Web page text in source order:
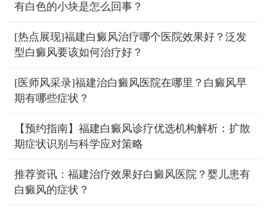
有白色的小块是怎么回事？
[热点展现]福建白癜风治疗哪个医院效果好？泛发
型白癜风要该如何治疗好？
[医师风采录]福建治白癜风医院在哪里？白癜风早
期有哪些症状？
【预约指南】福建白癜风诊疗优选机构解析：扩散
期症状识别与科学应对策略
推荐资讯：福建治疗效果好白癜风医院？婴儿患有
白癜风的症状？